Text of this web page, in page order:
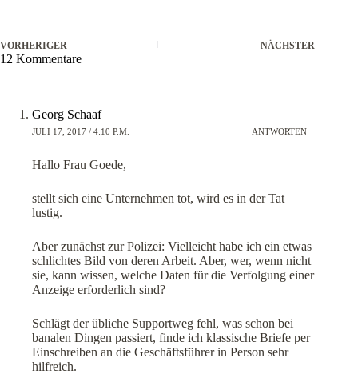
VORHERIGER NÄCHSTER
12 Kommentare
Georg Schaaf
JULI 17, 2017 / 4:10 P.M. ANTWORTEN
Hallo Frau Goede,
stellt sich eine Unternehmen tot, wird es in der Tat
lustig.
Aber zunächst zur Polizei: Vielleicht habe ich ein etwas
schlichtes Bild von deren Arbeit. Aber, wer, wenn nicht
sie, kann wissen, welche Daten für die Verfolgung einer
Anzeige erforderlich sind?
Schlägt der übliche Supportweg fehl, was schon bei
banalen Dingen passiert, finde ich klassische Briefe per
Einschreiben an die Geschäftsführer in Person sehr
hilfreich.